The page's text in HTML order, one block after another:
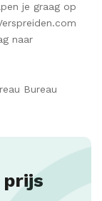
je graag op
naar
Bureau
prijs